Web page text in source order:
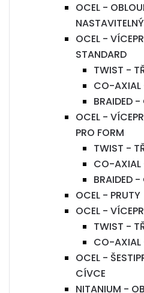
OCEL -
NASTAVITELNÝ
OCEL -
STANDARD
TWIST -
CO-AXIAL
BRAIDED -
OCEL -
PRO FORM
TWIST -
CO-AXIAL
BRAIDED -
OCEL - PRUTY
OCEL -
TWIST -
CO-AXIAL
OCEL -
CÍVCE
NITANIUM -